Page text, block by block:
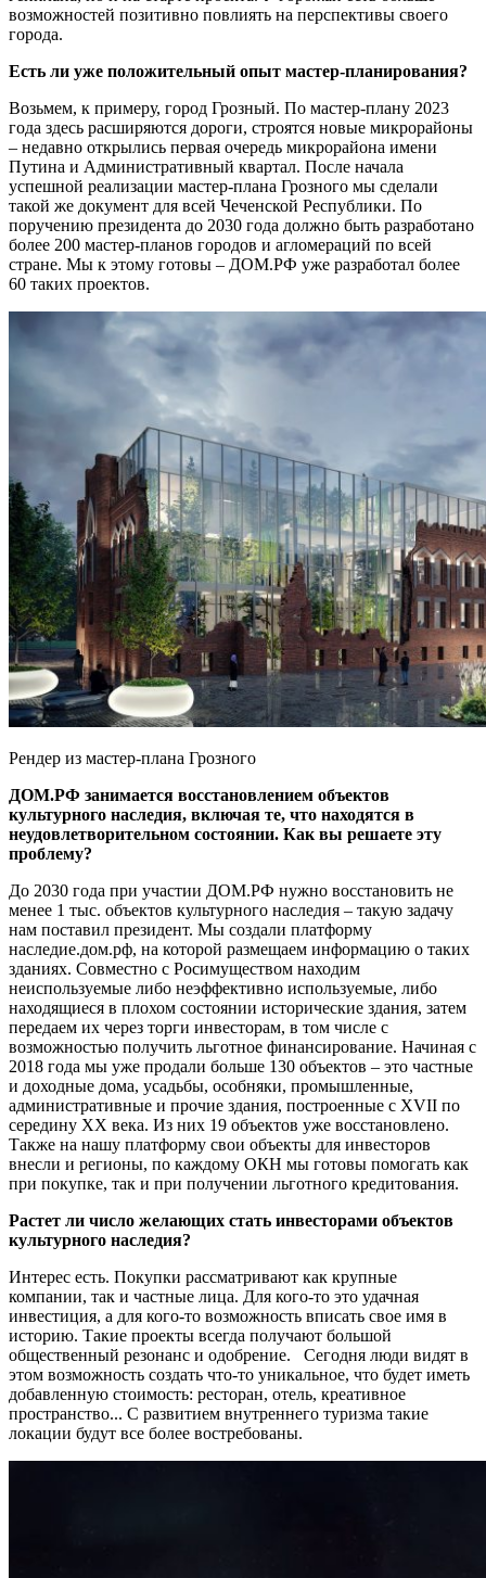
возможностей позитивно повлиять на перспективы своего
города.
Есть ли уже положительный опыт мастер-планирования?
Возьмем, к примеру, город Грозный. По мастер-плану 2023
года здесь расширяются дороги, строятся новые микрорайоны
– недавно открылись первая очередь микрорайона имени
Путина и Административный квартал. После начала
успешной реализации мастер-плана Грозного мы сделали
такой же документ для всей Чеченской Республики. По
поручению президента до 2030 года должно быть разработано
более 200 мастер-планов городов и агломераций по всей
стране. Мы к этому готовы – ДОМ.РФ уже разработал более
60 таких проектов.
Рендер из мастер-плана Грозного
ДОМ.РФ занимается восстановлением объектов
культурного наследия, включая те, что находятся в
неудовлетворительном состоянии. Как вы решаете эту
проблему?
До 2030 года при участии ДОМ.РФ нужно восстановить не
менее 1 тыс. объектов культурного наследия – такую задачу
нам поставил президент. Мы создали платформу
наследие.дом.рф, на которой размещаем информацию о таких
зданиях. Совместно с Росимуществом находим
неиспользуемые либо неэффективно используемые, либо
находящиеся в плохом состоянии исторические здания, затем
передаем их через торги инвесторам, в том числе с
возможностью получить льготное финансирование. Начиная с
2018 года мы уже продали больше 130 объектов – это частные
и доходные дома, усадьбы, особняки, промышленные,
административные и прочие здания, построенные с XVII по
середину XX века. Из них 19 объектов уже восстановлено.
Также на нашу платформу свои объекты для инвесторов
внесли и регионы, по каждому ОКН мы готовы помогать как
при покупке, так и при получении льготного кредитования.
Растет ли число желающих стать инвесторами объектов
культурного наследия?
Интерес есть. Покупки рассматривают как крупные
компании, так и частные лица. Для кого-то это удачная
инвестиция, а для кого-то возможность вписать свое имя в
историю. Такие проекты всегда получают большой
общественный резонанс и одобрение. Сегодня люди видят в
этом возможность создать что-то уникальное, что будет иметь
добавленную стоимость: ресторан, отель, креативное
пространство... С развитием внутреннего туризма такие
локации будут все более востребованы.